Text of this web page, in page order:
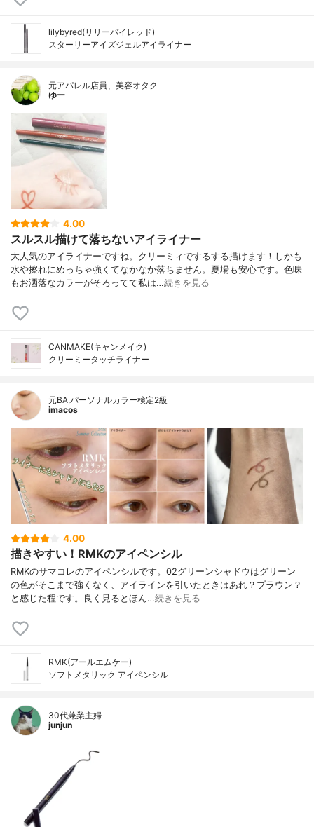
lilybyred(リリーバイレッド)
スターリーアイズジェルアイライナー
元アパレル店員、美容オタク
ゆー
4.00
スルスル描けて落ちないアイライナー
大人気のアイライナーですね。クリーミィでするする描けます！しかも
水や擦れにめっちゃ強くてなかなか落ちません。夏場も安心です。色味
もお洒落なカラーがそろってて私は…続きを見る
CANMAKE(キャンメイク)
クリーミータッチライナー
元BA,パーソナルカラー検定2級
imacos
4.00
描きやすい！RMKのアイペンシル
RMKのサマコレのアイペンシルです。02グリーンシャドウはグリーン
の色がそこまで強くなく、アイラインを引いたときはあれ？ブラウン？
と感じた程です。良く見るとほん…続きを見る
RMK(アールエムケー)
ソフトメタリック アイペンシル
30代兼業主婦
junjun